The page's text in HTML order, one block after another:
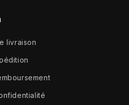
livraison